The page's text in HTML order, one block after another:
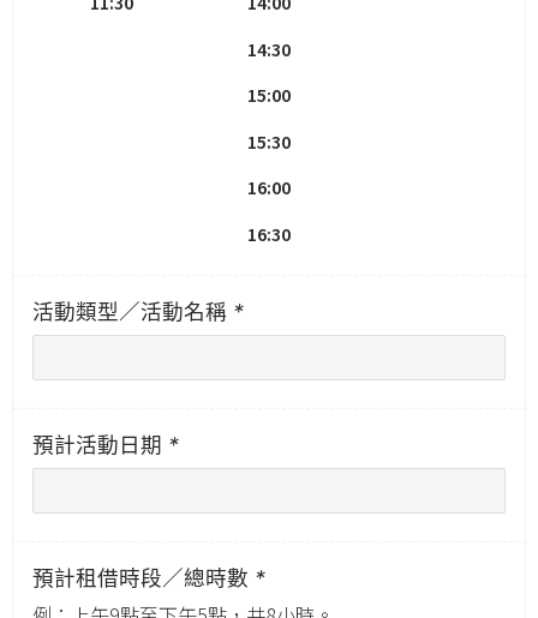
14:30
15:00
15:30
16:00
16:30
活動類型／活動名稱 *
預計活動日期 *
預計租借時段／總時數 *